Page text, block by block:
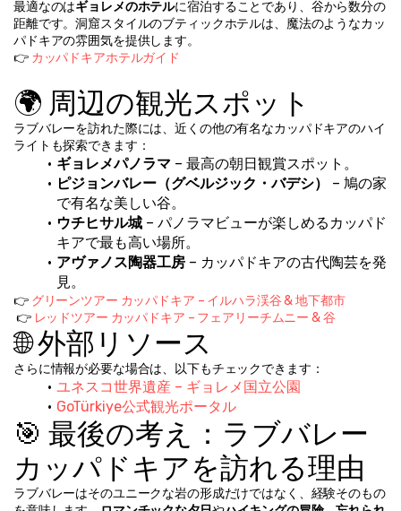
最適なのはギョレメのホテルに宿泊することであり、谷から数分の
距離です。洞窟スタイルのブティックホテルは、魔法のようなカッ
パドキアの雰囲気を提供します。
👉 カッパドキアホテルガイド
🌍 周辺の観光スポット
ラブバレーを訪れた際には、近くの他の有名なカッパドキアのハイ
ライトも探索できます：
ギョレメパノラマ – 最高の朝日観賞スポット。
ピジョンバレー（グベルジック・バデシ）
– 鳩の家
で有名な美しい谷。
ウチヒサル城 – パノラマビューが楽しめるカッパド
キアで最も高い場所。
アヴァノス陶器工房 – カッパドキアの古代陶芸を発
見。
👉 グリーンツアー カッパドキア – イルハラ渓谷 & 地下都市
👉 レッドツアー カッパドキア – フェアリーチムニー & 谷
🌐 外部リソース
さらに情報が必要な場合は、以下もチェックできます：
ユネスコ世界遺産 – ギョレメ国立公園
GoTürkiye公式観光ポータル
🎯 最後の考え：ラブバレー
カッパドキアを訪れる理由
ラブバレーはそのユニークな岩の形成だけではなく、経験そのもの